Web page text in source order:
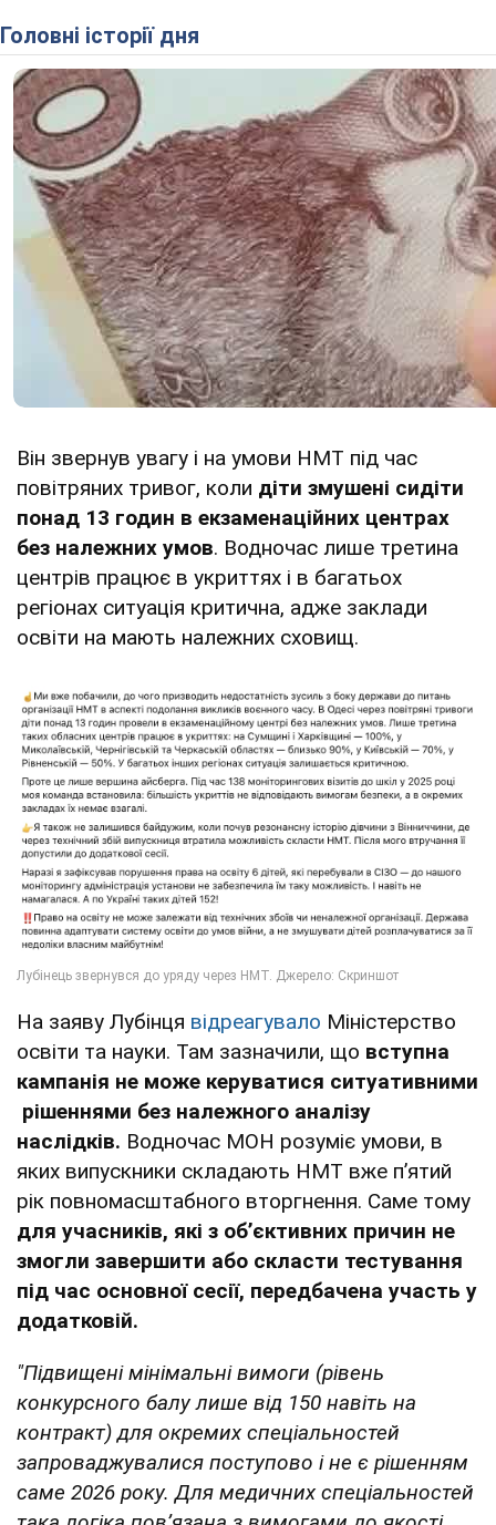
Головні історії дня
Він звернув увагу і на умови НМТ під час
повітряних тривог, коли діти змушені сидіти
понад 13 годин в екзаменаційних центрах
без належних умов. Водночас лише третина
центрів працює в укриттях і в багатьох
регіонах ситуація критична, адже заклади
освіти на мають належних сховищ.
На заяву Лубінця відреагувало Міністерство
освіти та науки. Там зазначили, що вступна
кампанія не може керуватися ситуативними
рішеннями без належного аналізу
наслідків. Водночас МОН розуміє умови, в
яких випускники складають НМТ вже пʼятий
рік повномасштабного вторгнення. Саме тому
для учасників, які з об’єктивних причин не
змогли завершити або скласти тестування
під час основної сесії, передбачена участь у
додатковій.
"Підвищені мінімальні вимоги (рівень
конкурсного балу лише від 150 навіть на
контракт) для окремих спеціальностей
запроваджувалися поступово і не є рішенням
саме 2026 року. Для медичних спеціальностей